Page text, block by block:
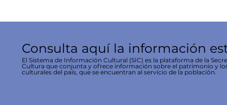
Consulta aquí la información
El Sistema de Información Cultural (SIC) es la plataforma de la
Cultura que conjunta y ofrece información sobre el patrimonio y
culturales del país, que se encuentran al servicio de la población.